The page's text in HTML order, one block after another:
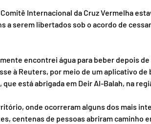
Internacional da Cruz Vermelha
a serem libertados sob o acordo de
encontrei água para beber depois
à Reuters, por meio de um aplicativo
que está abrigada em Deir Al-Balah, na
onde ocorreram alguns dos mais
centenas de pessoas abriram caminho